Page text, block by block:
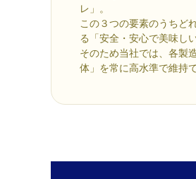
レ」。
この３つの要素のうちど
る「安全・安心で美味し
そのため当社では、各製
体」を常に高水準で維持